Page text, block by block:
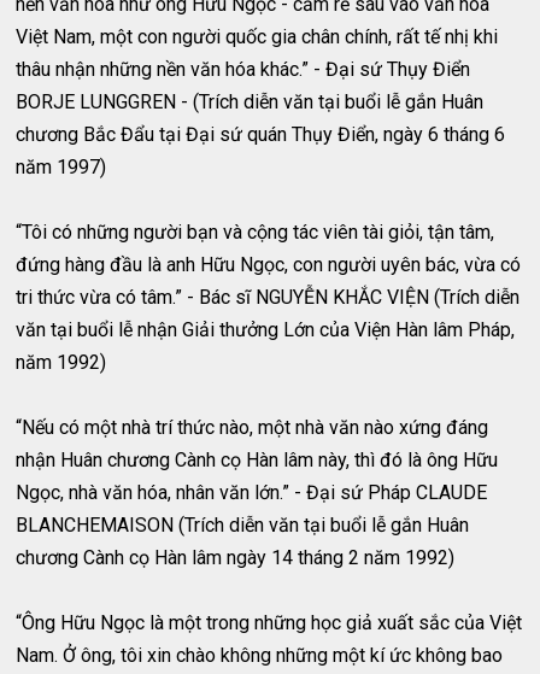
Việt Nam, một con người quốc gia chân chính, rất tế nhị khi
thâu nhận những nền văn hóa khác.” - Đại sứ Thụy Điển
BORJE LUNGGREN - (Trích diễn văn tại buổi lễ gắn Huân
chương Bắc Đẩu tại Đại sứ quán Thụy Điển, ngày 6 tháng 6
năm 1997)
“Tôi có những người bạn và cộng tác viên tài giỏi, tận tâm,
đứng hàng đầu là anh Hữu Ngọc, con người uyên bác, vừa có
tri thức vừa có tâm.” - Bác sĩ NGUYỄN KHẮC VIỆN (Trích diễn
văn tại buổi lễ nhận Giải thưởng Lớn của Viện Hàn lâm Pháp,
năm 1992)
“Nếu có một nhà trí thức nào, một nhà văn nào xứng đáng
nhận Huân chương Cành cọ Hàn lâm này, thì đó là ông Hữu
Ngọc, nhà văn hóa, nhân văn lớn.” - Đại sứ Pháp CLAUDE
BLANCHEMAISON (Trích diễn văn tại buổi lễ gắn Huân
chương Cành cọ Hàn lâm ngày 14 tháng 2 năm 1992)
“Ông Hữu Ngọc là một trong những học giả xuất sắc của Việt
Nam. Ở ông, tôi xin chào không những một kí ức không bao